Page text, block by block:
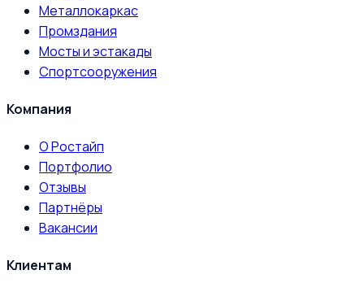
Металлокаркас
Промздания
Мосты и эстакады
Спортсооружения
Компания
О Ростайп
Портфолио
Отзывы
Партнёры
Вакансии
Клиентам